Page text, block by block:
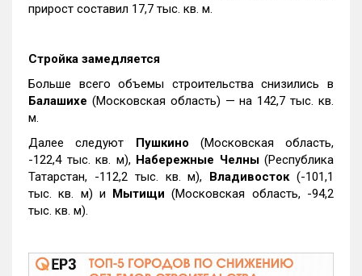
прирост составил 17,7 тыс. кв. м.
Стройка замедляется
Больше всего объемы строительства снизились в
Балашихе (Московская область) — на 142,7 тыс. кв.
м.
Далее следуют Пушкино (Московская область,
-122,4 тыс. кв. м), Набережные Челны(Республика
Татарстан, -112,2 тыс. кв. м), Владивосток(-101,1
тыс. кв. м) и Мытищи (Московская область, -94,2
тыс. кв. м).